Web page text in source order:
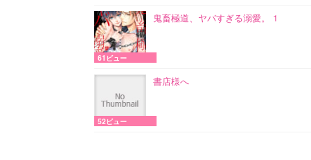
鬼畜極道、ヤバすぎる溺愛。 1
61ビュー
書店様へ
52ビュー